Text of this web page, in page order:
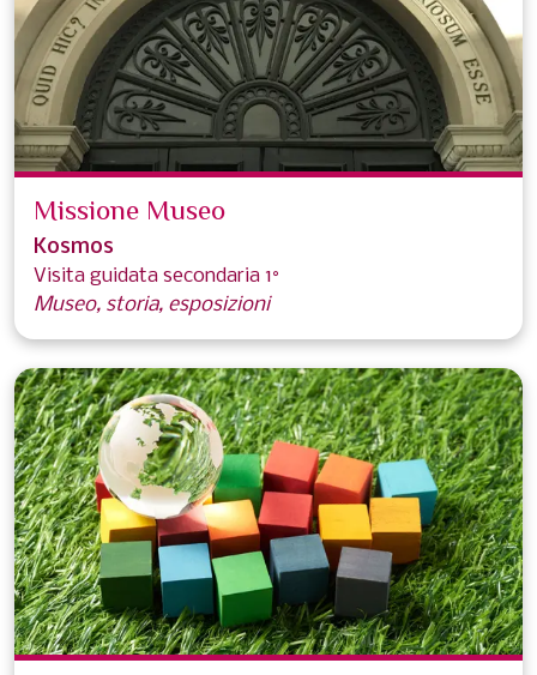
Missione Museo
Kosmos
Visita guidata secondaria 1°
Museo, storia, esposizioni